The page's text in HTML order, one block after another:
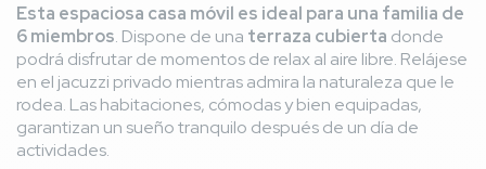
Esta espaciosa casa móvil es ideal para una familia de
6 miembros. Dispone de una terraza cubierta donde
podrá disfrutar de momentos de relax al aire libre. Relájese
en el jacuzzi privado mientras admira la naturaleza que le
rodea. Las habitaciones, cómodas y bien equipadas,
garantizan un sueño tranquilo después de un día de
actividades.